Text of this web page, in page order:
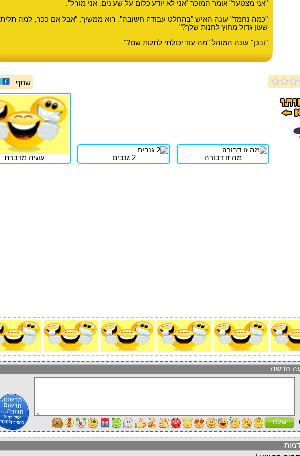
"אני מצטער" אומר המוכר "אני לא יודע כלום על שעונים. אני מוהל".
"כמה נחמד" עונה האיש "בהחלט עבודה חשובה". הוא ממשיך. "אבל אם ככה, למה תלית
שעון גדול מחוץ לחנות שלך?"
"ובכן" עונה המוהל "מה עוד יכולתי לתלות שם?"
שתף
מה זו דבורה 2 גנבים עוגיה מדברת
חדשה
שלח